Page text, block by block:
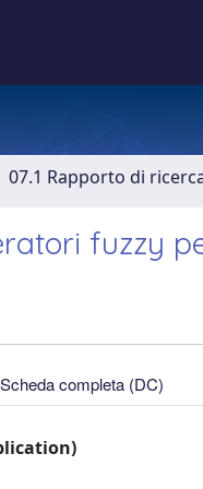
07.1 Rapporto di
fuzzy
Scheda completa (DC)